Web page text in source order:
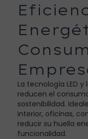
La tecnología LED
reducen el
sostenibilidad.
interior, oficinas,
reducir su huella
funcionalidad.